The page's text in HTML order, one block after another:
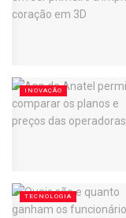
INOVAÇÃO
TECNOLOGIA